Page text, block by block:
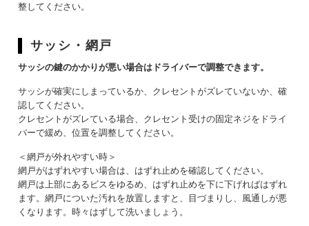
整してください。
サッシ・網戸
サッシの鍵のかかりが悪い場合はドライバーで調整できます。
サッシが確実にしまっているか、クレセントがズレていないか、確
認してください。
クレセントがズレている場合、クレセント受けの固定ネジをドライ
バーで緩め、位置を調整してください。
＜網戸が外れやすい時＞
網戸がはずれやすい場合は、はずれ止めを確認してください。
網戸は上部にあるビスをゆるめ、はずれ止めを下に下げればはずれ
ます。網戸についた汚れを放置しますと、目づまりし、風通しが悪
くなります。時々はずして洗いましょう。